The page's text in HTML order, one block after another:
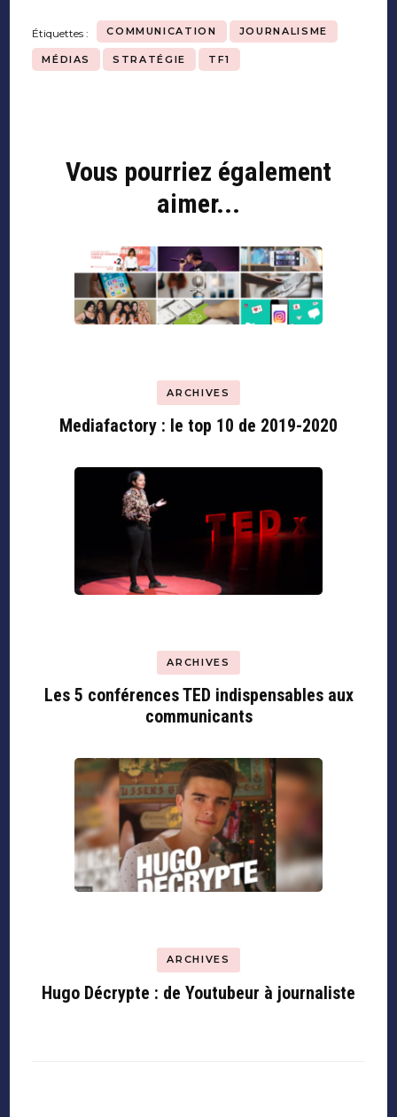
Étiquettes : COMMUNICATION JOURNALISME
MÉDIAS STRATÉGIE TF1
Navigation
Vous pourriez également
aimer...
ARCHIVES
Mediafactory : le top 10 de 2019-2020
ARCHIVES
Les 5 conférences TED indispensables aux
communicants
ARCHIVES
Hugo Décrypte : de Youtubeur à journaliste